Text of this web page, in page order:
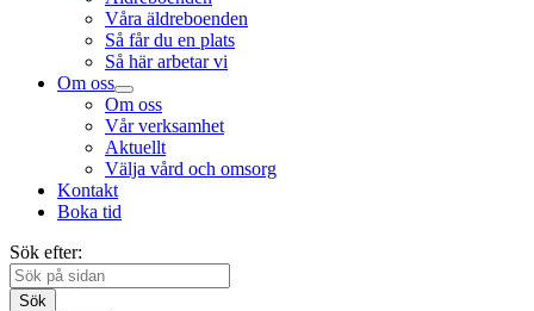
Våra äldreboenden
Så får du en plats
Så här arbetar vi
Om oss
Om oss
Vår verksamhet
Aktuellt
Välja vård och omsorg
Kontakt
Boka tid
Sök efter:
Sök